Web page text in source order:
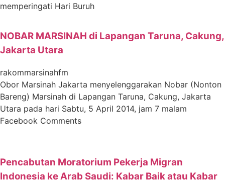
memperingati Hari Buruh
NOBAR MARSINAH di Lapangan Taruna, Cakung,
Jakarta Utara
rakommarsinahfm
Obor Marsinah Jakarta menyelenggarakan Nobar (Nonton
Bareng) Marsinah di Lapangan Taruna, Cakung, Jakarta
Utara pada hari Sabtu, 5 April 2014, jam 7 malam
Facebook Comments
Pencabutan Moratorium Pekerja Migran
Indonesia ke Arab Saudi: Kabar Baik atau Kabar